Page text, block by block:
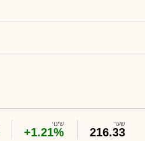
שער
216.33
שינוי
+1.21%